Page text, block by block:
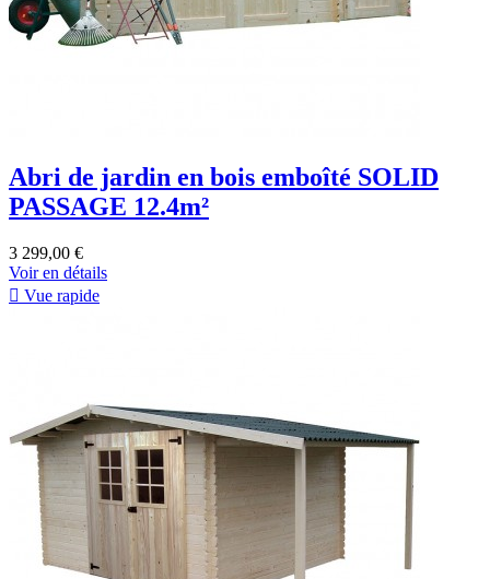
Abri de jardin en bois emboîté SOLID
PASSAGE 12.4m²
3 299,00 €
Voir en détails
 Vue rapide